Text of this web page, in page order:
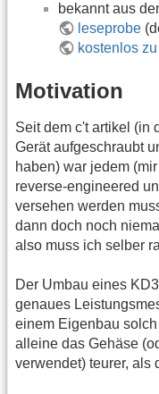
bekannt aus
leseprobe
kostenlos
Motivation
Seit dem c't artikel (in
Gerät aufgeschraubt
haben) war jedem
reverse-engineered
versehen werden
dann doch noch
also muss ich selber
Der Umbau eines
genaues
einem Eigenbau
alleine das Gehäse
verwendet) teurer, als